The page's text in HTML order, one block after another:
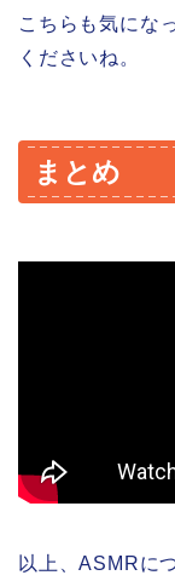
こちらも気にな
くださいね。
まとめ
以上、ASMRに